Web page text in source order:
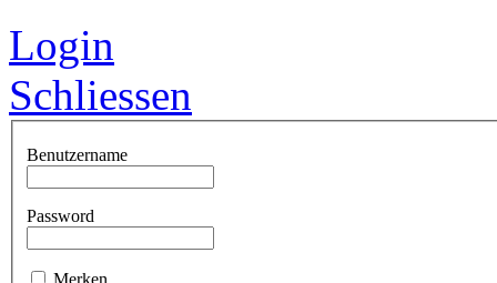
Login
Schliessen
Benutzername
Password